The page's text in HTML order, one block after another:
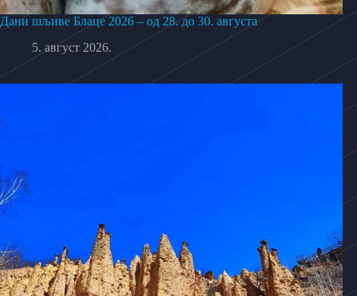
Дани шљиве Блаце 2026 – од 28. до 30. августа
5. август 2026.